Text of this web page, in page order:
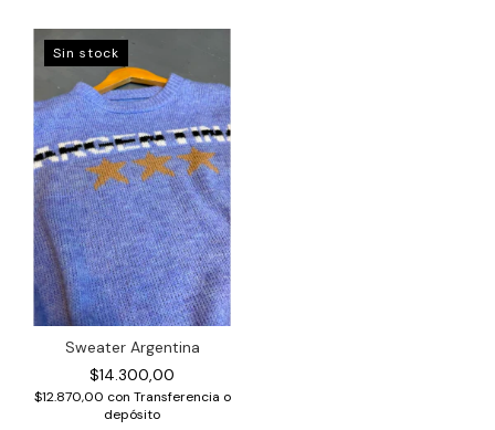
Sin stock
Sweater Argentina
$14.300,00
$12.870,00 con Transferencia o
depósito